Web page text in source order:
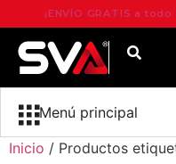
¡ENVÍO GRATIS a
Menú principal
Inicio / Productos